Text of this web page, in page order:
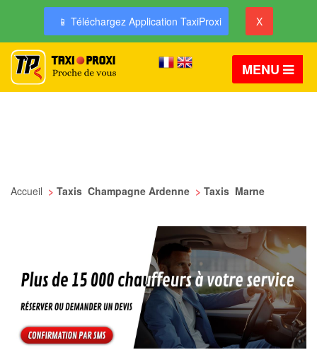
📱 Téléchargez Application TaxiProxi X
MENU
Accueil > Taxis Champagne Ardenne > Taxis Marne